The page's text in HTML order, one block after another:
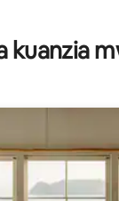
kuanzia